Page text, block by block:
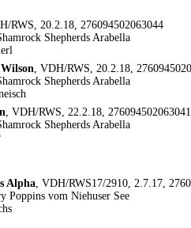
RWS, 20.2.18, 276094502063044
Shepherds Arabella
, VDH/RWS, 20.2.18,
Shepherds Arabella
, VDH/RWS, 22.2.18, 276094502063041
Shepherds Arabella
Alpha, VDH/RWS17/2910, 2.7.17,
Poppins vom Niehuser See